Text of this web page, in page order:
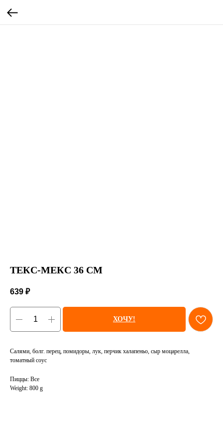
ТЕКС-МЕКС 36 СМ
639 ₽
ХОЧУ!
Салями, болг. перец, помидоры, лук, перчик халапеньо, сыр моцарелла,
томатный соус
Пиццы: Все
Weight: 800 g